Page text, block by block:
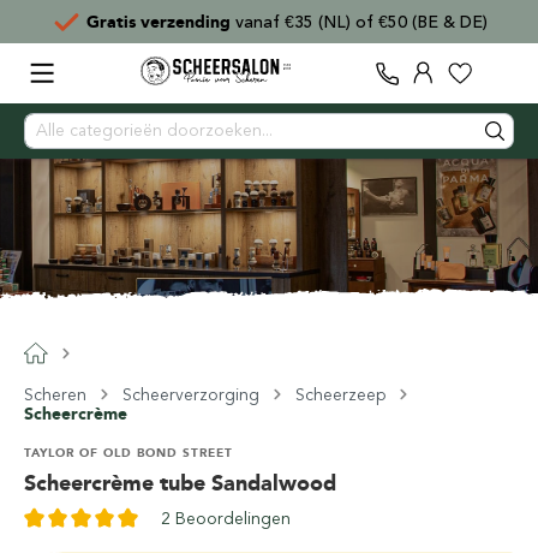
Gratis verzending vanaf €35 (NL) of €50 (BE & DE)
Scheren Scheerverzorging
Scheerzeep
Scheercrème
Scheercrème tube Sandalwood
TAYLOR OF OLD BOND STREET
2 Beoordelingen